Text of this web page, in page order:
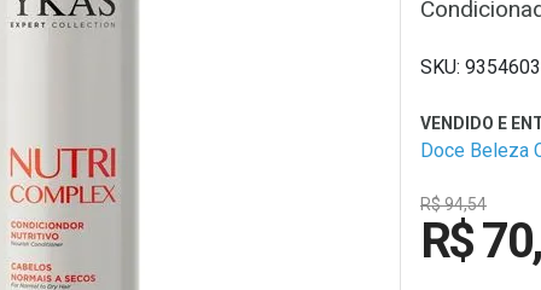
Doce Beleza
R$ 94,54
R$